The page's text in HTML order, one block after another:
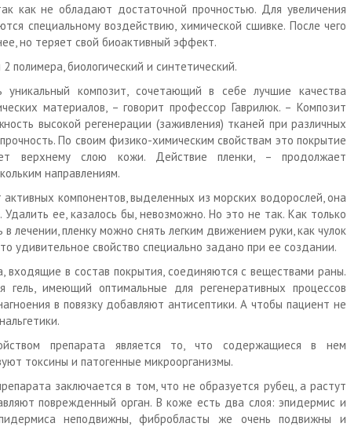
как не обладают достаточной прочностью. Для увеличения
специальному воздействию, химической сшивке. После чего
но теряет свой биоактивный эффект.
полимера, биологический и синтетический.
композит, сочетающий в себе лучшие качества
материалов, – говорит профессор Гаврилюк. – Композит
высокой регенерации (заживления) тканей при различных
По своим физико-химическим свойствам это покрытие
верхнему слою кожи. Действие пленки, – продолжает
направлениям.
компонентов, выделенных из морских водорослей, она
ее, казалось бы, невозможно. Но это не так. Как только
лечении, пленку можно снять легким движением руки, как чулок
удивительное свойство специально задано при ее создании.
входящие в состав покрытия, соединяются с веществами раны.
гель, имеющий оптимальные для регенеративных процессов
в повязку добавляют антисептики. А чтобы пациент не
препарата является то, что содержащиеся в нем
токсины и патогенные микроорганизмы.
заключается в том, что не образуется рубец, а растут
поврежденный орган. В коже есть два слоя: эпидермис и
неподвижны, фибробласты же очень подвижны и